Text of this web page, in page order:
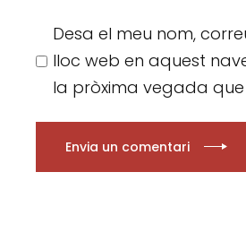
Desa el meu nom,
lloc web en aquest
la pròxima vegada
Envia un comentari